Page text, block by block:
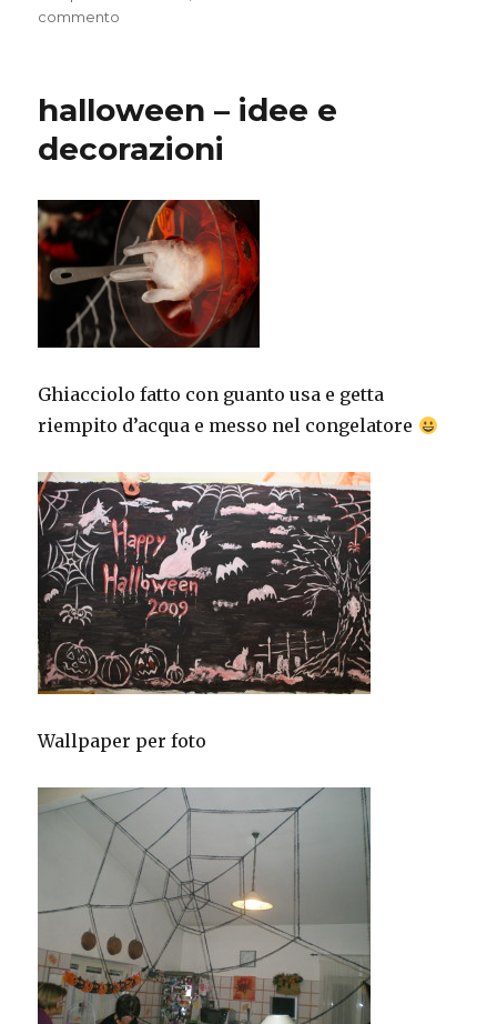
commento
Halloween
halloween – idee e
decorazioni
Ghiacciolo fatto con guanto usa e getta
riempito d’acqua e messo nel congelatore
Wallpaper per foto